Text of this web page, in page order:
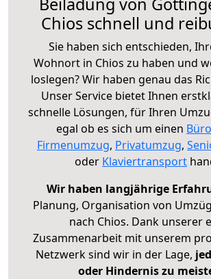
Chios schnell und
Sie haben sich entschieden,
Wohnort in Chios zu haben und
loslegen? Wir haben genau das
Unser Service bietet Ihnen
schnelle Lösungen, für Ihren
egal ob es sich um einen
Firmenumzug, Privatumzug,
oder Klaviertransport
Wir haben langjährige
Planung, Organisation von
nach Chios. Dank unserer
Zusammenarbeit mit unserem
Netzwerk sind wir in der Lage,
oder Hindernis zu